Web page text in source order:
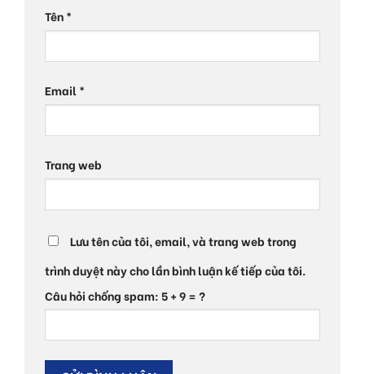
Tên*
Email*
Trang web
Lưu tên của tôi, email, và trang web trong
trình duyệt này cho lần bình luận kế tiếp của tôi.
Câu hỏi chống spam: 5 + 9 = ?